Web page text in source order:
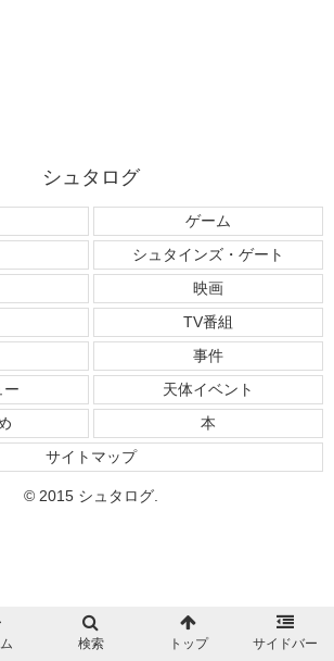
シュタログ
ゲーム
シュタインズ・ゲート
映画
TV番組
事件
ー
天体イベント
本
サイトマップ
© 2015 シュタログ.
検索 トップ サイドバー